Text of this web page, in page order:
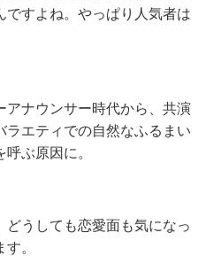
すよね。やっぱり人気者は
アナウンサー時代から、共演
エティでの自然なふるまい
ぶ原因に。
うしても恋愛面も気になっ
。